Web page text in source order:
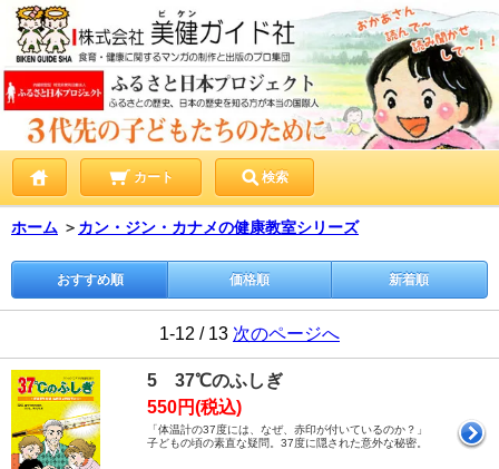
カート 検索
ホーム ＞ カン・ジン・カナメの健康教室シリーズ
おすすめ順 価格順 新着順
1-12 / 13 次のページへ
5 37℃のふしぎ
550円(税込)
「体温計の37度には、なぜ、赤印が付いているのか？」
子どもの頃の素直な疑問。37度に隠された意外な秘密。